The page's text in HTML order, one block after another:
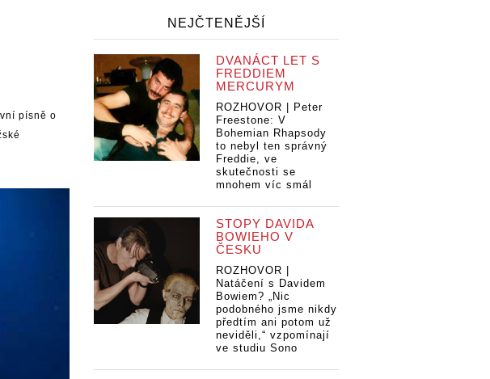
písně o
NEJČTENĚJŠÍ
DVANÁCT LET S
FREDDIEM
MERCURYM
ROZHOVOR | Peter
Freestone: V
Bohemian Rhapsody
to nebyl ten správný
Freddie, ve
skutečnosti se
mnohem víc smál
STOPY DAVIDA
BOWIEHO V
ČESKU
ROZHOVOR |
Natáčení s Davidem
Bowiem? „Nic
podobného jsme nikdy
předtím ani potom už
neviděli,“ vzpomínají
ve studiu Sono